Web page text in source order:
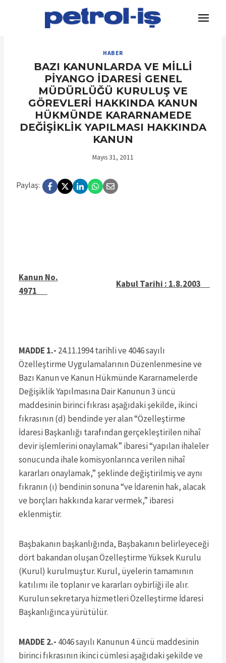
HABER
BAZI KANUNLARDA VE MİLLİ
PİYANGO İDARESİ GENEL
MÜDÜRLÜĞÜ KURULUŞ VE
GÖREVLERİ HAKKINDA KANUN
HÜKMÜNDE KARARNAMEDE
DEĞİŞİKLİK YAPILMASI HAKKINDA
KANUN
Mayıs 31, 2011
Paylaş:
Kanun No.
4971
Kabul Tarihi : 1.8.2003
MADDE 1.- 24.11.1994 tarihli ve 4046 sayılı
Özelleştirme Uygulamalarının Düzenlenmesine ve
Bazı Kanun ve Kanun Hükmünde Kararnamelerde
Değişiklik Yapılmasına Dair Kanunun 3 üncü
maddesinin birinci fıkrası aşağıdaki şekilde, ikinci
fıkrasının (d) bendinde yer alan “Özelleştirme
İdaresi Başkanlığı tarafından gerçekleştirilen nihaî
devir işlemlerini onaylamak” ibaresi “yapılan ihaleler
sonucunda ihale komisyonlarınca verilen nihaî
kararları onaylamak,” şeklinde değiştirilmiş ve aynı
fıkranın (ı) bendinin sonuna “ve İdarenin hak, alacak
ve borçları hakkında karar vermek,” ibaresi
eklenmiştir.
Başbakanın başkanlığında, Başbakanın belirleyeceği
dört bakandan oluşan Özelleştirme Yüksek Kurulu
(Kurul) kurulmuştur. Kurul, üyelerin tamamının
katılımı ile toplanır ve kararları oybirliği ile alır.
Kurulun sekretarya hizmetleri Özelleştirme İdaresi
Başkanlığınca yürütülür.
MADDE 2.- 4046 sayılı Kanunun 4 üncü maddesinin
birinci fıkrasının ikinci cümlesi aşağıdaki şekilde ve